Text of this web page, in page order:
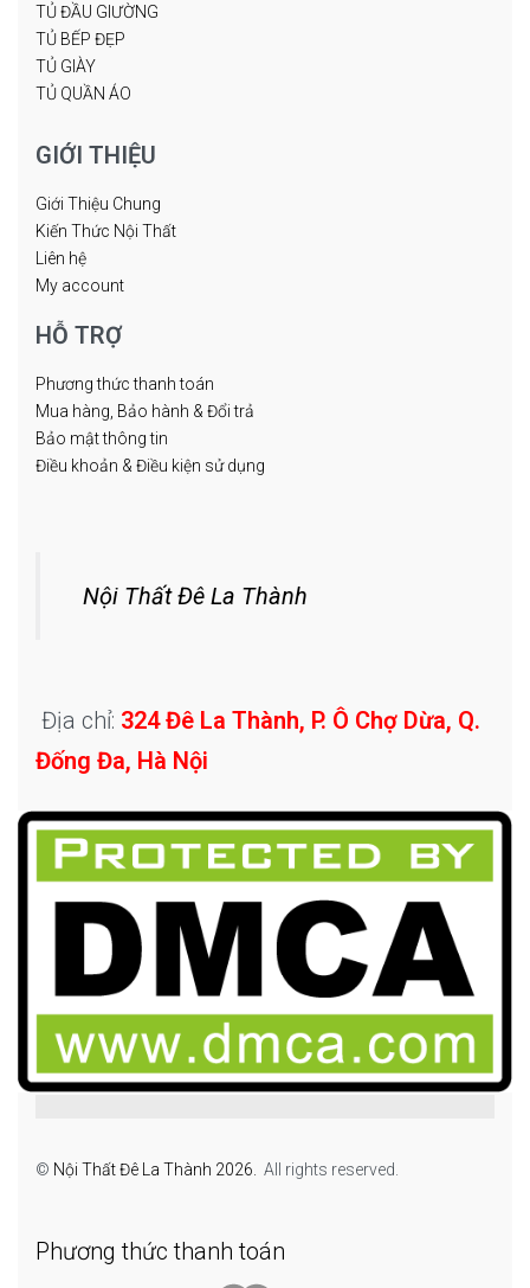
TỦ ĐẦU GIƯỜNG
TỦ BẾP ĐẸP
TỦ GIÀY
TỦ QUẦN ÁO
GIỚI THIỆU
Giới Thiệu Chung
Kiến Thức Nội Thất
Liên hệ
My account
HỖ TRỢ
Phương thức thanh toán
Mua hàng, Bảo hành & Đổi trả
Bảo mật thông tin
Điều khoản & Điều kiện sử dụng
Nội Thất Đê La Thành
Địa chỉ: 324 Đê La Thành, P. Ô Chợ Dừa, Q.
Đống Đa, Hà Nội
© Nội Thất Đê La Thành 2026. All rights reserved.
Phương thức thanh toán